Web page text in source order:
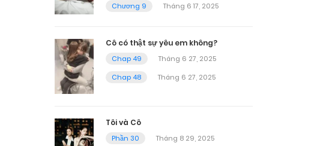
Chương 9
Tháng 6 17, 2025
Cô có thật sự yêu em không?
Chap 49
Tháng 6 27, 2025
Chap 48
Tháng 6 27, 2025
Tôi và Cô
Phần 30
Tháng 8 29, 2025